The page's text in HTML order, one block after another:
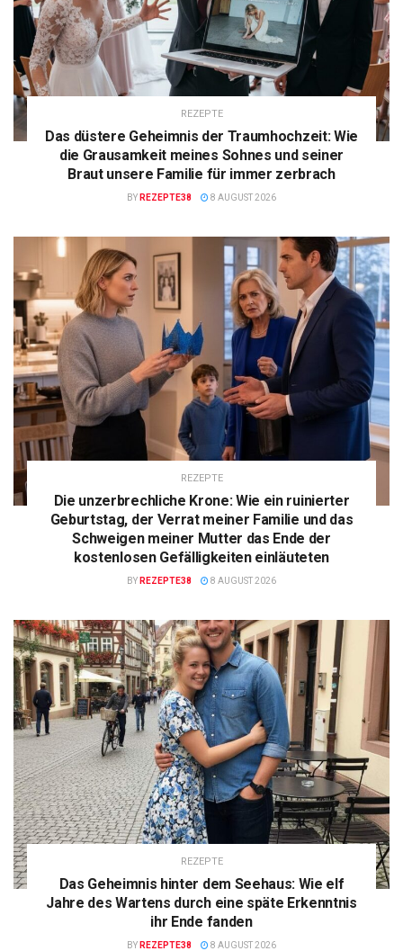
REZEPTE
Das düstere Geheimnis der Traumhochzeit: Wie
die Grausamkeit meines Sohnes und seiner
Braut unsere Familie für immer zerbrach
BY REZEPTE38 8 AUGUST 2026
REZEPTE
Die unzerbrechliche Krone: Wie ein ruinierter
Geburtstag, der Verrat meiner Familie und das
Schweigen meiner Mutter das Ende der
kostenlosen Gefälligkeiten einläuteten
BY REZEPTE38 8 AUGUST 2026
REZEPTE
Das Geheimnis hinter dem Seehaus: Wie elf
Jahre des Wartens durch eine späte Erkenntnis
ihr Ende fanden
BY REZEPTE38 8 AUGUST 2026